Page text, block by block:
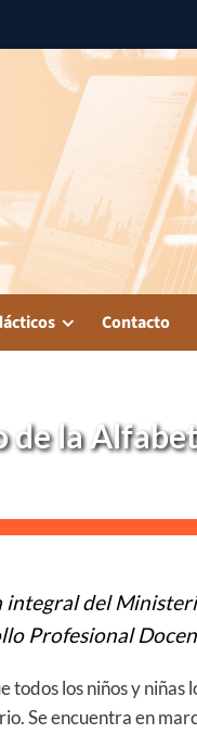
Contacto
de la
integral del
Profesional
los niños y niñas
Se encuentra en